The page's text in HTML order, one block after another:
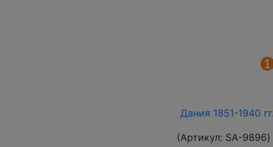
Дания 1851-1940
(Артикул: SA-9896)